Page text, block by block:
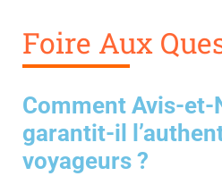
Foire Aux
Comment Avis-
garantit-il
voyageurs ?